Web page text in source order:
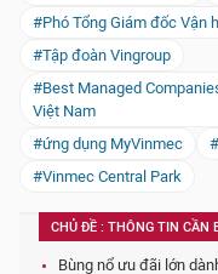
#Phó Tổng Giám đốc Vận
#Tập đoàn Vingroup
#Best Managed
Việt Nam
#ứng dụng MyVinmec
#Vinmec Central Park
CHỦ ĐỀ : THÔNG TIN CẦN
Bùng nổ ưu đãi lớn